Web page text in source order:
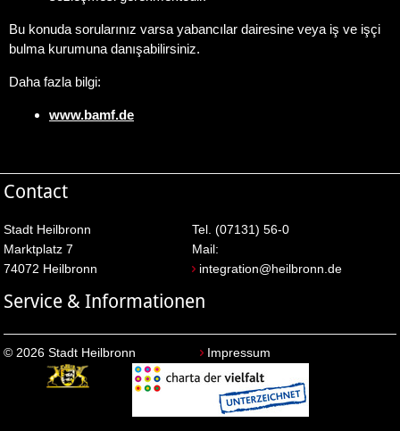
Bu konuda sorularınız varsa yabancılar dairesine veya iş ve işçi
bulma kurumuna danışabilirsiniz.
Daha fazla bilgi:
www.bamf.de
Contact
Stadt Heilbronn
Marktplatz 7
74072 Heilbronn
Tel. (07131) 56-0
Mail:
integration@heilbronn.de
Service & Informationen
© 2026 Stadt Heilbronn Impressum